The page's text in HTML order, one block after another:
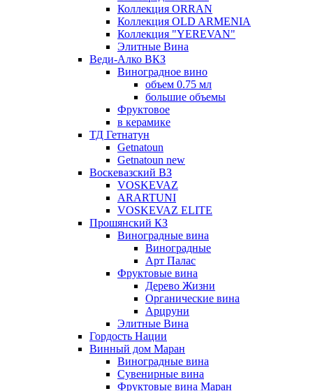
Коллекция ORRAN
Коллекция OLD ARMENIA
Коллекция "YEREVAN"
Элитные Вина
Веди-Алко ВКЗ
Виноградное вино
объем 0.75 мл
большие объемы
Фруктовое
в керамике
ТД Гетнатун
Getnatoun
Getnatoun new
Воскевазский ВЗ
VOSKEVAZ
ARARTUNI
VOSKEVAZ ELITE
Прошянский КЗ
Виноградные вина
Виноградные
Арт Палас
Фруктовые вина
Дерево Жизни
Органические вина
Арцруни
Элитные Вина
Гордость Нации
Винный дом Маран
Виноградные вина
Сувенирные вина
Фруктовые вина Маран